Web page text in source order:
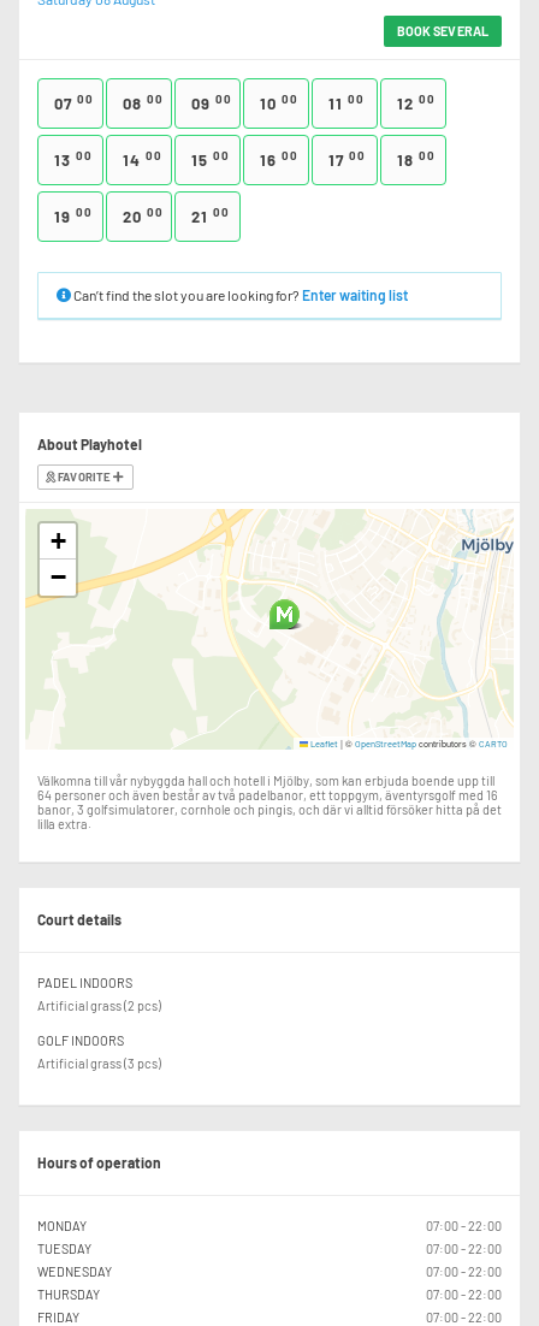
BOOK SEVERAL
07 00 08 00 09 00 10 00 11 00 12 00
13 00 14 00 15 00 16 00 17 00 18 00
19 00 20 00 21 00
Can’t find the slot you are looking for? Enter waiting list
About Playhotel
FAVORITE
+
−
Leaflet |© OpenStreetMap contributors © CARTO
Välkomna till vår nybyggda hall och hotell i Mjölby, som kan erbjuda boende upp till
64 personer och även består av två padelbanor, ett toppgym, äventyrsgolf med 16
banor, 3 golfsimulatorer, cornhole och pingis, och där vi alltid försöker hitta på det
lilla extra.
Court details
PADEL INDOORS
Artificial grass (2 pcs)
GOLF INDOORS
Artificial grass (3 pcs)
Hours of operation
MONDAY
07:00 - 22:00
TUESDAY
07:00 - 22:00
WEDNESDAY
07:00 - 22:00
THURSDAY
07:00 - 22:00
FRIDAY
07:00 - 22:00